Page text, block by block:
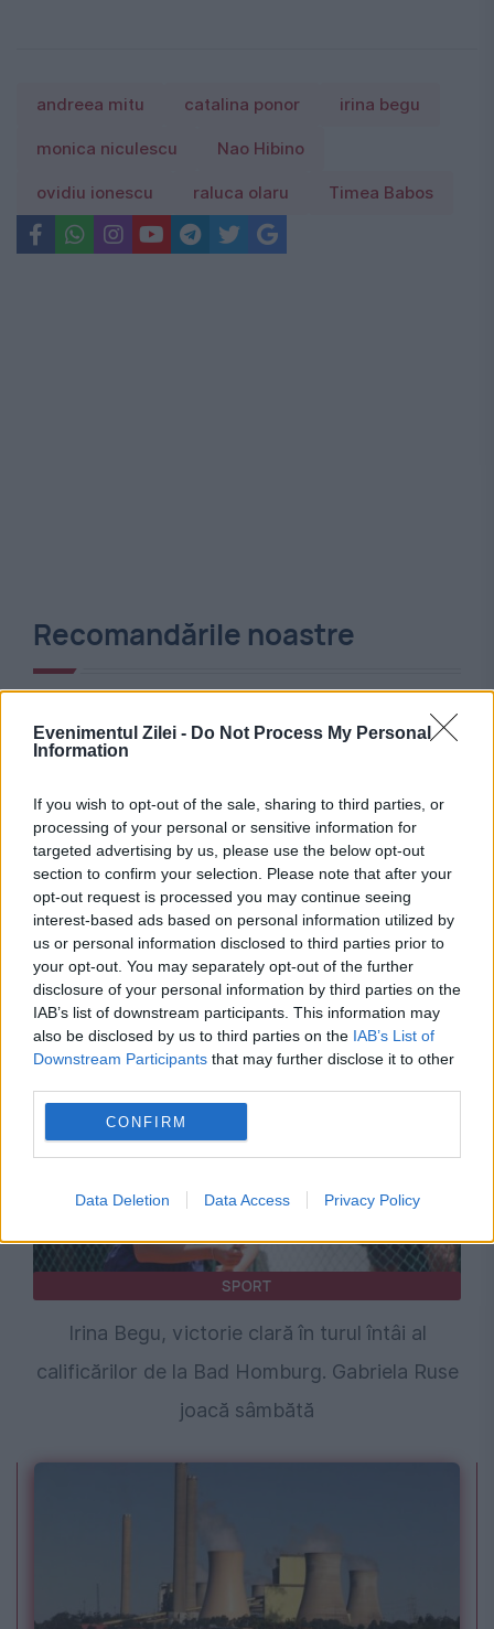
Evenimentul Zilei - Do Not Process My Personal
Information
If you wish to opt-out of the sale, sharing to third parties, or
processing of your personal or sensitive information for
targeted advertising by us, please use the below opt-out
section to confirm your selection. Please note that after your
opt-out request is processed you may continue seeing
interest-based ads based on personal information utilized by
us or personal information disclosed to third parties prior to
your opt-out. You may separately opt-out of the further
disclosure of your personal information by third parties on the
IAB’s list of downstream participants. This information may
also be disclosed by us to third parties on the IAB’s List of
Downstream Participants that may further disclose it to other
CONFIRM
Data Deletion Data Access Privacy Policy
andreea mitu catalina ponor irina begu
monica niculescu Nao Hibino
ovidiu ionescu raluca olaru Timea Babos
Recomandările noastre
SPORT
Irina Begu a învins-o pe legendara Venus
Williams la Bad Homburg
SPORT
Irina Begu, victorie clară în turul întâi al
calificărilor de la Bad Homburg. Gabriela Ruse
joacă sâmbătă